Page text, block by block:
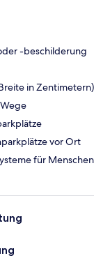
-beschilderung
in
vor Ort
für